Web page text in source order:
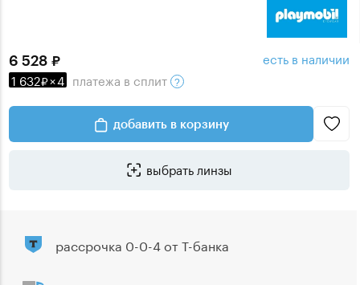
6 528
1 632 ×4 платежа в сплит
есть в наличии
добавить в корзину
выбрать линзы
рассрочка 0-0-4 от Т-банка